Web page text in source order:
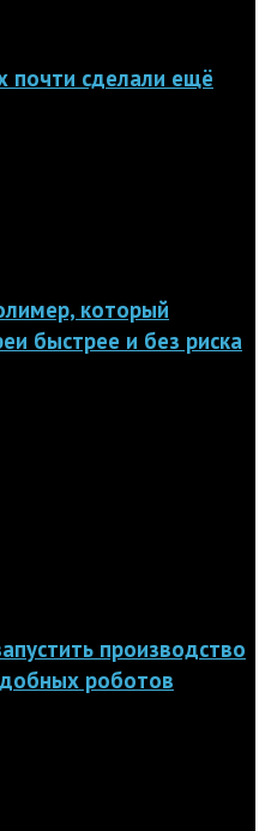
почти сделали ещё
который
быстрее и без риска
производство
роботов